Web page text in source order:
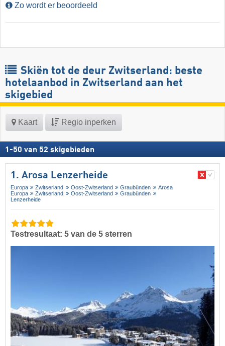
Zo wordt er beoordeeld
Skiën tot de deur Zwitserland: beste
hotelaanbod in Zwitserland aan het
skigebied
Kaart Regio inperken
1 -50 van 52 skigebieden
1. Arosa Lenzerheide
Europa Zwitserland Oost-Zwitserland Graubünden
Arosa
Europa
Zwitserland Oost-Zwitserland
Graubünden
Lenzerheide
Testresultaat: 5 van de 5 sterren